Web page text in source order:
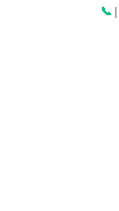
|
📞